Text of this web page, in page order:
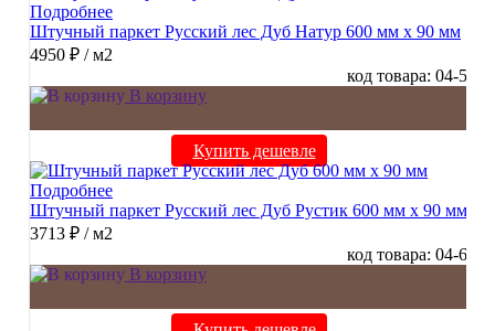
Подробнее
Штучный паркет Русский лес Дуб Натур 600 мм х 90 мм
4950 ₽ / м2
код товара: 04-5
В корзину
Купить дешевле
Подробнее
Штучный паркет Русский лес Дуб Рустик 600 мм х 90 мм
3713 ₽ / м2
код товара: 04-6
В корзину